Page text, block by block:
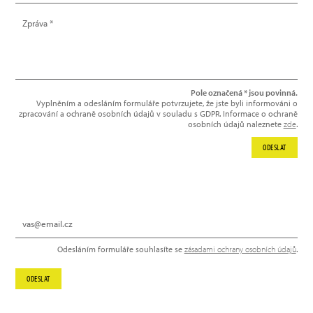
Odesláním formuláře souhlasíte se zásadami ochrany osobních údajů.
ODESLAT
Pole označená * jsou povinná.
Vyplněním a odesláním formuláře potvrzujete, že jste byli informováni o
zpracování a ochraně osobních údajů v souladu s GDPR. Informace o ochraně
osobních údajů naleznete zde.
ODESLAT